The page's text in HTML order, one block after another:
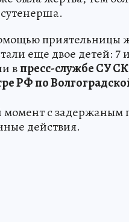
приятельницы
еще двое детей: 7
впресс-службе СУ
РФ по
с задержаным
действия.